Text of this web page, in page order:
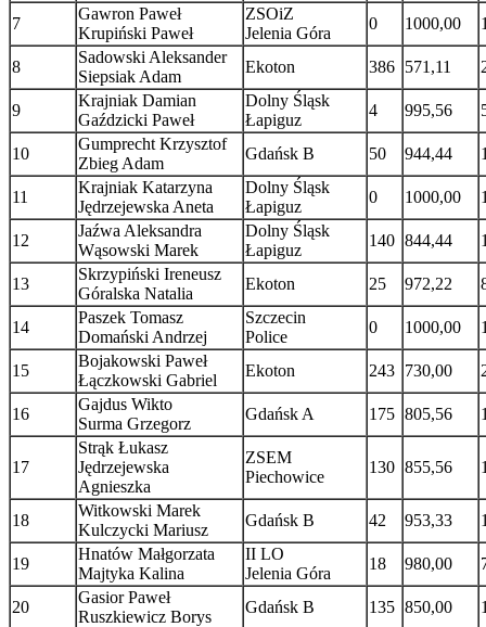
7
Gawron Paweł
Krupiński Paweł
ZSOiZ
Jelenia Góra
0 1000,00
8
Sadowski Aleksander
Siepsiak Adam
Ekoton 386 571,11
9
Krajniak Damian
Gaździcki Paweł
Dolny Śląsk
Łapiguz
4 995,56
10
Gumprecht Krzysztof
Zbieg Adam
Gdańsk B 50 944,44
11
Krajniak Katarzyna
Jędrzejewska Aneta
Dolny Śląsk
Łapiguz
0 1000,00
12
Jaźwa Aleksandra
Wąsowski Marek
Dolny Śląsk
Łapiguz
140 844,44
13
Skrzypiński Ireneusz
Góralska Natalia
Ekoton 25 972,22
14
Paszek Tomasz
Domański Andrzej
Szczecin
Police
0 1000,00
15
Bojakowski Paweł
Łączkowski Gabriel
Ekoton 243 730,00
16
Gajdus Wikto
Surma Grzegorz
Gdańsk A 175 805,56
17
Strąk Łukasz
Jędrzejewska
Agnieszka
ZSEM
Piechowice
130 855,56
18
Witkowski Marek
Kulczycki Mariusz
Gdańsk B 42 953,33
19
Hnatów Małgorzata
Majtyka Kalina
II LO
Jelenia Góra
18 980,00
20
Gasior Paweł
Ruszkiewicz Borys
Gdańsk B 135 850,00